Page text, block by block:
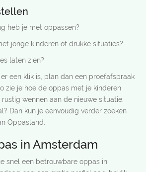
heb je met oppassen?
jonge kinderen of drukke situaties?
laten zien?
een klik is, plan dan een proefafspraak
zie je hoe de oppas met je kinderen
wennen aan de nieuwe situatie.
Dan kun je eenvoudig verder zoeken
Oppasland.
in Amsterdam
snel een betrouwbare oppas in